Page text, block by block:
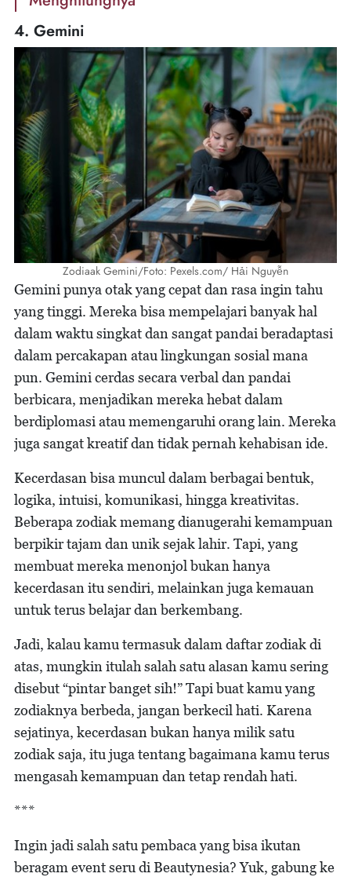
4. Gemini
Zodiaak Gemini/Foto: Pexels.com/ Hải Nguyễn
Gemini punya otak yang cepat dan rasa ingin tahu
yang tinggi. Mereka bisa mempelajari banyak hal
dalam waktu singkat dan sangat pandai beradaptasi
dalam percakapan atau lingkungan sosial mana
pun. Gemini cerdas secara verbal dan pandai
berbicara, menjadikan mereka hebat dalam
berdiplomasi atau memengaruhi orang lain. Mereka
juga sangat kreatif dan tidak pernah kehabisan ide.
Kecerdasan bisa muncul dalam berbagai bentuk,
logika, intuisi, komunikasi, hingga kreativitas.
Beberapa zodiak memang dianugerahi kemampuan
berpikir tajam dan unik sejak lahir. Tapi, yang
membuat mereka menonjol bukan hanya
kecerdasan itu sendiri, melainkan juga kemauan
untuk terus belajar dan berkembang.
Jadi, kalau kamu termasuk dalam daftar zodiak di
atas, mungkin itulah salah satu alasan kamu sering
disebut “pintar banget sih!” Tapi buat kamu yang
zodiaknya berbeda, jangan berkecil hati. Karena
sejatinya, kecerdasan bukan hanya milik satu
zodiak saja, itu juga tentang bagaimana kamu terus
mengasah kemampuan dan tetap rendah hati.
***
Ingin jadi salah satu pembaca yang bisa ikutan
beragam event seru di Beautynesia? Yuk, gabung ke